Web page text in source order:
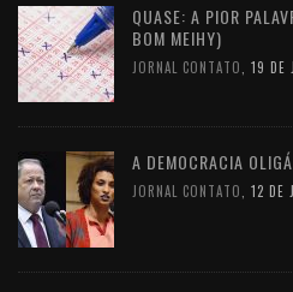
QUASE: A PIOR
BOM MEIHY)
JORNAL CONTATO 19 DE
A DEMOCRACIA
JORNAL CONTATO 12 DE